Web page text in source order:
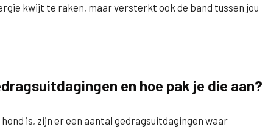
kwijt te raken, maar versterkt ook de band tussen jou
en hoe pak je die aan?
is, zijn er een aantal gedragsuitdagingen waar